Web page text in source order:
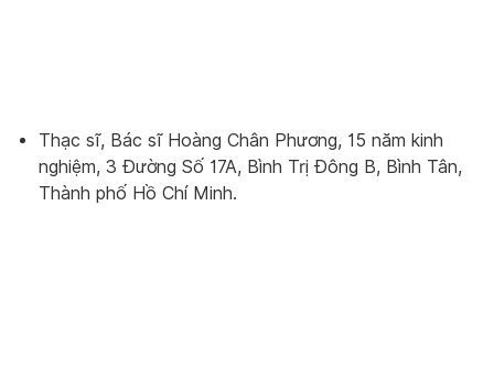
Thạc sĩ, Bác sĩ Hoàng Chân Phương, 15 năm kinh
nghiệm, 3 Đường Số 17A, Bình Trị Đông B, Bình Tân,
Thành phố Hồ Chí Minh.